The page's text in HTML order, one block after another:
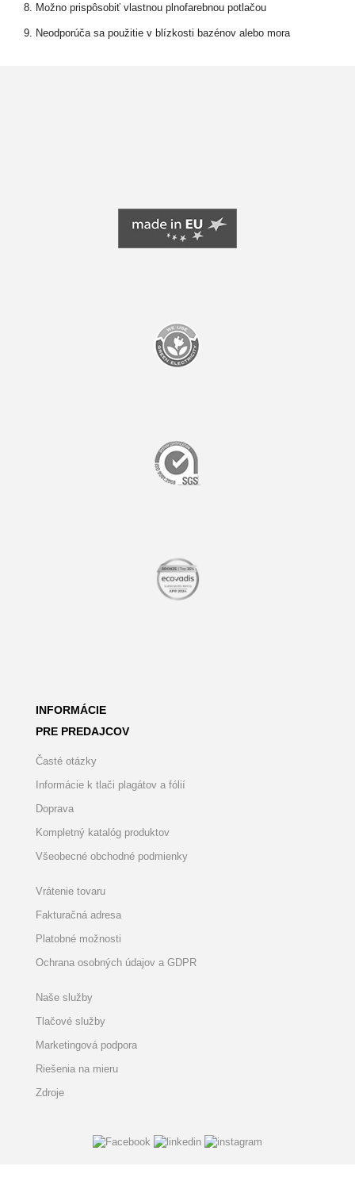
8. Možno prispôsobiť vlastnou plnofarebnou potlačou
9. Neodporúča sa použitie v blízkosti bazénov alebo mora
INFORMÁCIE
PRE PREDAJCOV
Časté otázky
Informácie k tlači plagátov a fólií
Doprava
Kompletný katalóg produktov
Všeobecné obchodné podmienky
Vrátenie tovaru
Fakturačná adresa
Platobné možnosti
Ochrana osobných údajov a GDPR
Naše služby
Tlačové služby
Marketingová podpora
Riešenia na mieru
Zdroje